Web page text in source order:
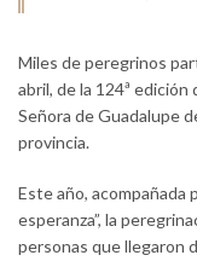
Miles de peregrinos
abril, de la 124ª
Señora de Guadalupe
provincia.
Este año, acompañada
esperanza”, la
personas que llegaron